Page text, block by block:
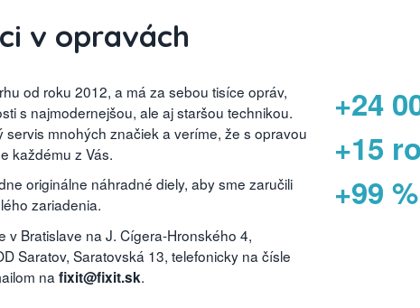
v opravách
od roku 2012, a má za sebou tisíce opráv,
s najmodernejšou, ale aj staršou technikou.
servis mnohých značiek a veríme, že s opravou
každému z Vás.
originálne náhradné diely, aby sme zaručili
zariadenia.
v Bratislave na J. Cígera-Hronského 4,
Saratov, Saratovská 13, telefonicky na čísle
na fixit@fixit.sk.
+24
+15
+99 %